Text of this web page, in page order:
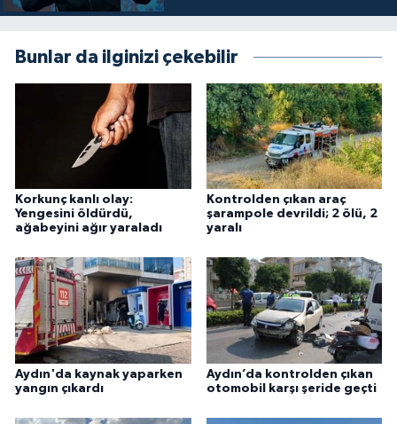
Bunlar da ilginizi çekebilir
Korkunç kanlı olay:
Yengesini öldürdü,
ağabeyini ağır yaraladı
Kontrolden çıkan araç
şarampole devrildi; 2 ölü, 2
yaralı
Aydın'da kaynak yaparken
yangın çıkardı
Aydın’da kontrolden çıkan
otomobil karşı şeride geçti